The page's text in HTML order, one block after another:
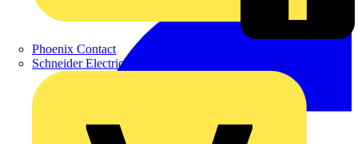
Phoenix Contact
Schneider Electric